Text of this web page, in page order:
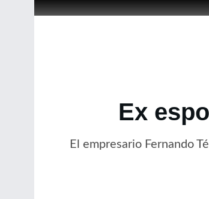
Ex
El empresario Fernando